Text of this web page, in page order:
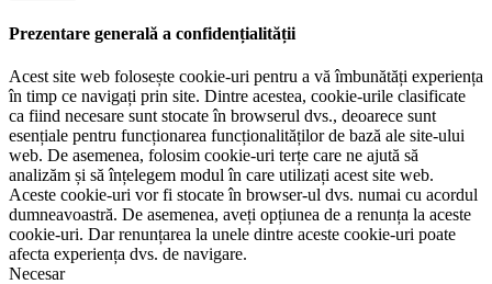
Prezentare generală a confidențialității
Acest site web folosește cookie-uri pentru a vă îmbunătăți experiența
în timp ce navigați prin site. Dintre acestea, cookie-urile clasificate
ca fiind necesare sunt stocate în browserul dvs., deoarece sunt
esențiale pentru funcționarea funcționalităților de bază ale site-ului
web. De asemenea, folosim cookie-uri terțe care ne ajută să
analizăm și să înțelegem modul în care utilizați acest site web.
Aceste cookie-uri vor fi stocate în browser-ul dvs. numai cu acordul
dumneavoastră. De asemenea, aveți opțiunea de a renunța la aceste
cookie-uri. Dar renunțarea la unele dintre aceste cookie-uri poate
afecta experiența dvs. de navigare.
Necesar